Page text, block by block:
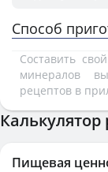
Способ
Составить
минералов
рецептов в
Калькулятор
Пищевая